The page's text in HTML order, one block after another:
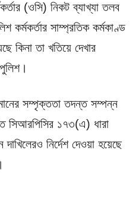
(ওসি) নিকট ব্যাখ্যা তলব
কর্মকর্তার সাম্প্রতিক কর্মকাণ্ড
কিনা তা খতিয়ে দেখার
সম্পৃক্ততা তদন্ত সম্পন্ন
সিআরপিসির ১৭৩(এ) ধারা
নির্দেশ দেওয়া হয়েছে